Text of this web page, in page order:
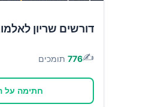
דורשים שריון
✍️
776 תומכים
חתימה על